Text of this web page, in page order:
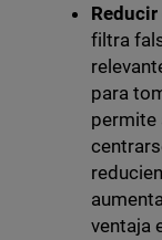
filtra
para
permite
ventaja